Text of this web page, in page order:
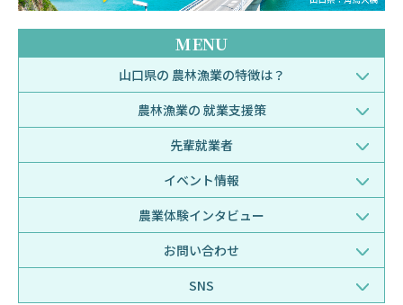
MENU
山口県の 農林漁業の特徴は？
農林漁業の 就業支援策
先輩就業者
イベント情報
農業体験インタビュー
お問い合わせ
SNS